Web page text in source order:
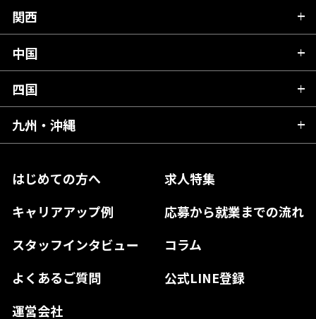
はじめての方へ
求人特集
キャリアアップ例
応募から就業までの流れ
スタッフインタビュー
コラム
よくあるご質問
公式LINE登録
運営会社
岩手県
宮城県
福島県
群馬県
千葉県
東京都
神奈川県
富山県
石川県
山梨県
長野県
岐阜県
静岡県
愛知県
関西
滋賀県
京都府
大阪府
奈良県
和歌山県
中国
広島県
岡山県
島根県
山口県
四国
愛媛県
高知県
徳島県
九州・沖縄
熊本県